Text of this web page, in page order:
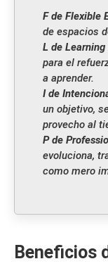
F de Flexible
de espacios
L de
para el
a aprender.
I de
un objetivo,
provecho al
P de
evoluciona,
como mero
Beneficios